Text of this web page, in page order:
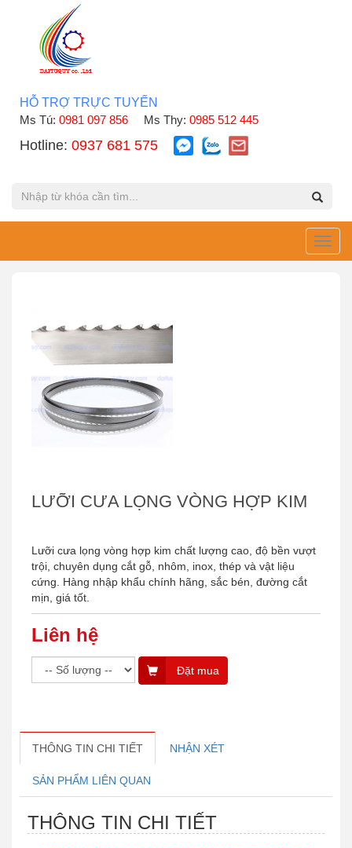
HỖ TRỢ TRỰC TUYẾN
Ms Tú: 0981 097 856 Ms Thy: 0985 512 445
Hotline: 0937 681 575
LƯỠI CƯA LỌNG VÒNG HỢP KIM
Lưỡi cưa lọng vòng hợp kim chất lượng cao, độ bền vượt
trội, chuyên dụng cắt gỗ, nhôm, inox, thép và vật liệu
cứng. Hàng nhập khẩu chính hãng, sắc bén, đường cắt
mịn, giá tốt.
Liên hệ
Đặt mua
THÔNG TIN CHI TIẾT NHẬN XÉT
SẢN PHẨM LIÊN QUAN
THÔNG TIN CHI TIẾT